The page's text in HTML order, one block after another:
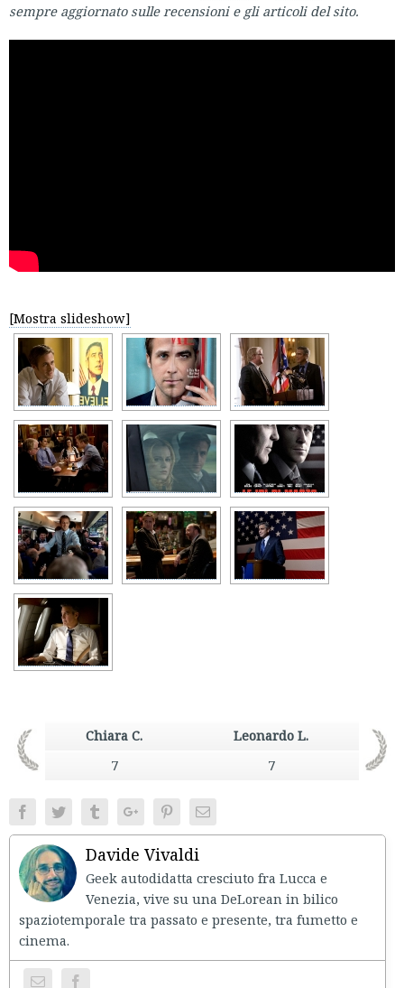
sempre aggiornato sulle recensioni e gli articoli del sito.
[Mostra slideshow]
Chiara C.
Leonardo L.
7
7
FacebookTwitter TumblrGoogle+PinterestEmail
Davide Vivaldi
Geek autodidatta cresciuto fra Lucca e
Venezia, vive su una DeLorean in bilico
spaziotemporale tra passato e presente, tra fumetto e
cinema.